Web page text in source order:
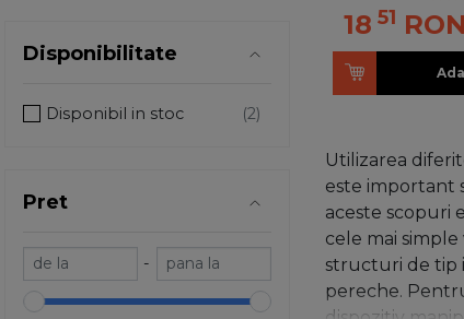
Disponibilitate
Disponibil in stoc
Pret
-
18 51 RON
Utilizarea
este important
aceste scopuri
cele mai
structuri de tip
pereche.